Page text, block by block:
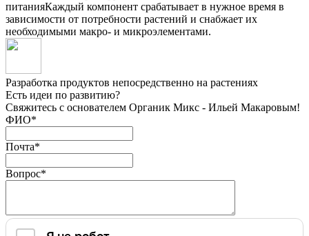
питанияКаждый компонент срабатывает в нужное время в
зависимости от потребности растений и снабжает их
необходимыми макро- и микроэлементами.
Разработка продуктов непосредственно на растениях
Есть идеи по развитию?
Свяжитесь с основателем Органик Микс - Ильей Макаровым!
ФИО*
Почта*
Вопрос*